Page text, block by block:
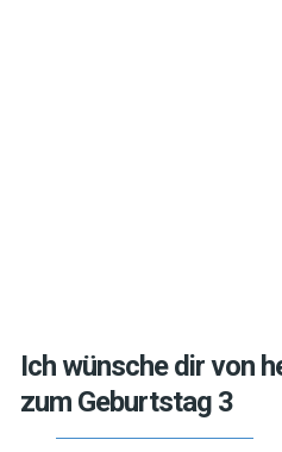
Ich wünsche dir von
zum Geburtstag 3